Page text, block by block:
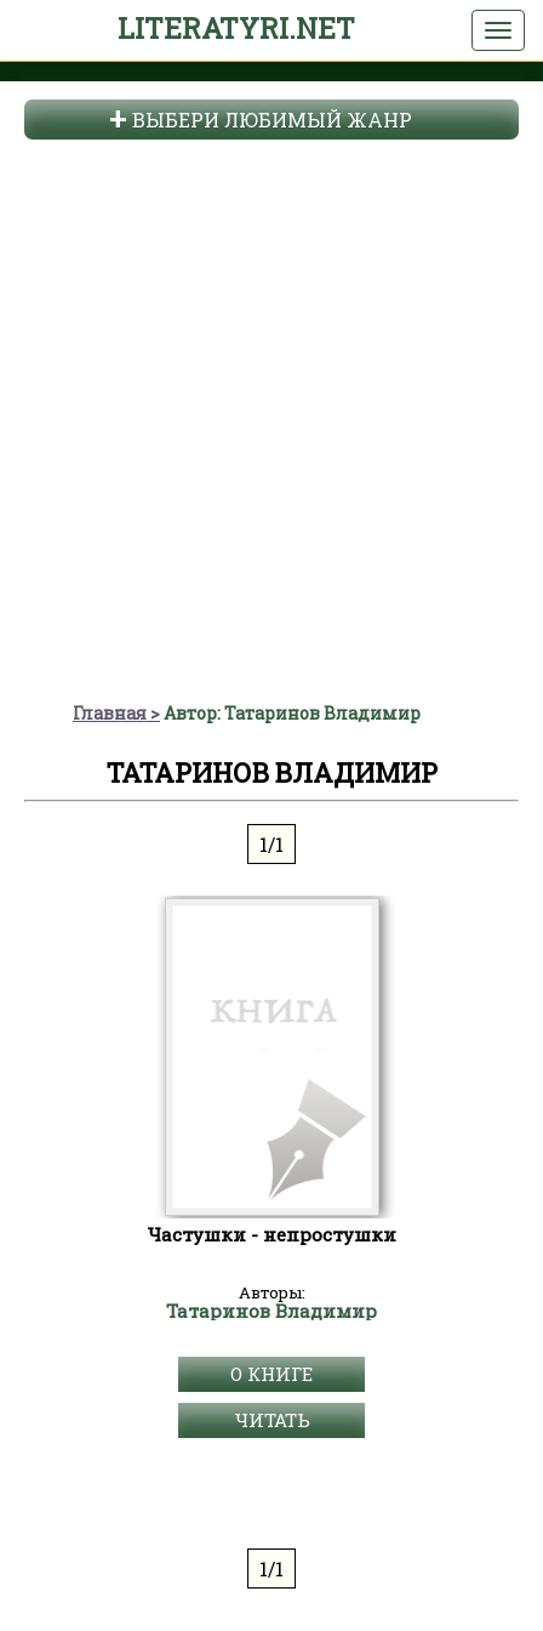
LITERATYRI.NET
ВЫБЕРИ ЛЮБИМЫЙ ЖАНР
Главная Автор: Татаринов Владимир
ТАТАРИНОВ ВЛАДИМИР
1/1
Частушки - непростушки
Авторы:
Татаринов Владимир
О КНИГЕ
ЧИТАТЬ
1/1